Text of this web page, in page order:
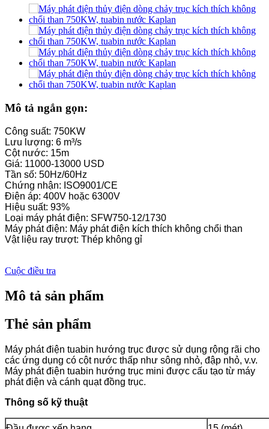
Mô tả ngắn gọn:
Công suất: 750KW
Lưu lượng: 6 m³/s
Cột nước: 15m
Giá: 11000-13000 USD
Tần số: 50Hz/60Hz
Chứng nhận: ISO9001/CE
Điện áp: 400V hoặc 6300V
Hiệu suất: 93%
Loại máy phát điện: SFW750-12/1730
Máy phát điện: Máy phát điện kích thích không chổi than
Vật liệu ray trượt: Thép không gỉ
Cuộc điều tra
Mô tả sản phẩm
Thẻ sản phẩm
Máy phát điện tuabin hướng trục được sử dụng rộng rãi cho
các ứng dụng có cột nước thấp như sông nhỏ, đập nhỏ, v.v.
Máy phát điện tuabin hướng trục mini được cấu tạo từ máy
phát điện và cánh quạt đồng trục.
Thông số kỹ thuật